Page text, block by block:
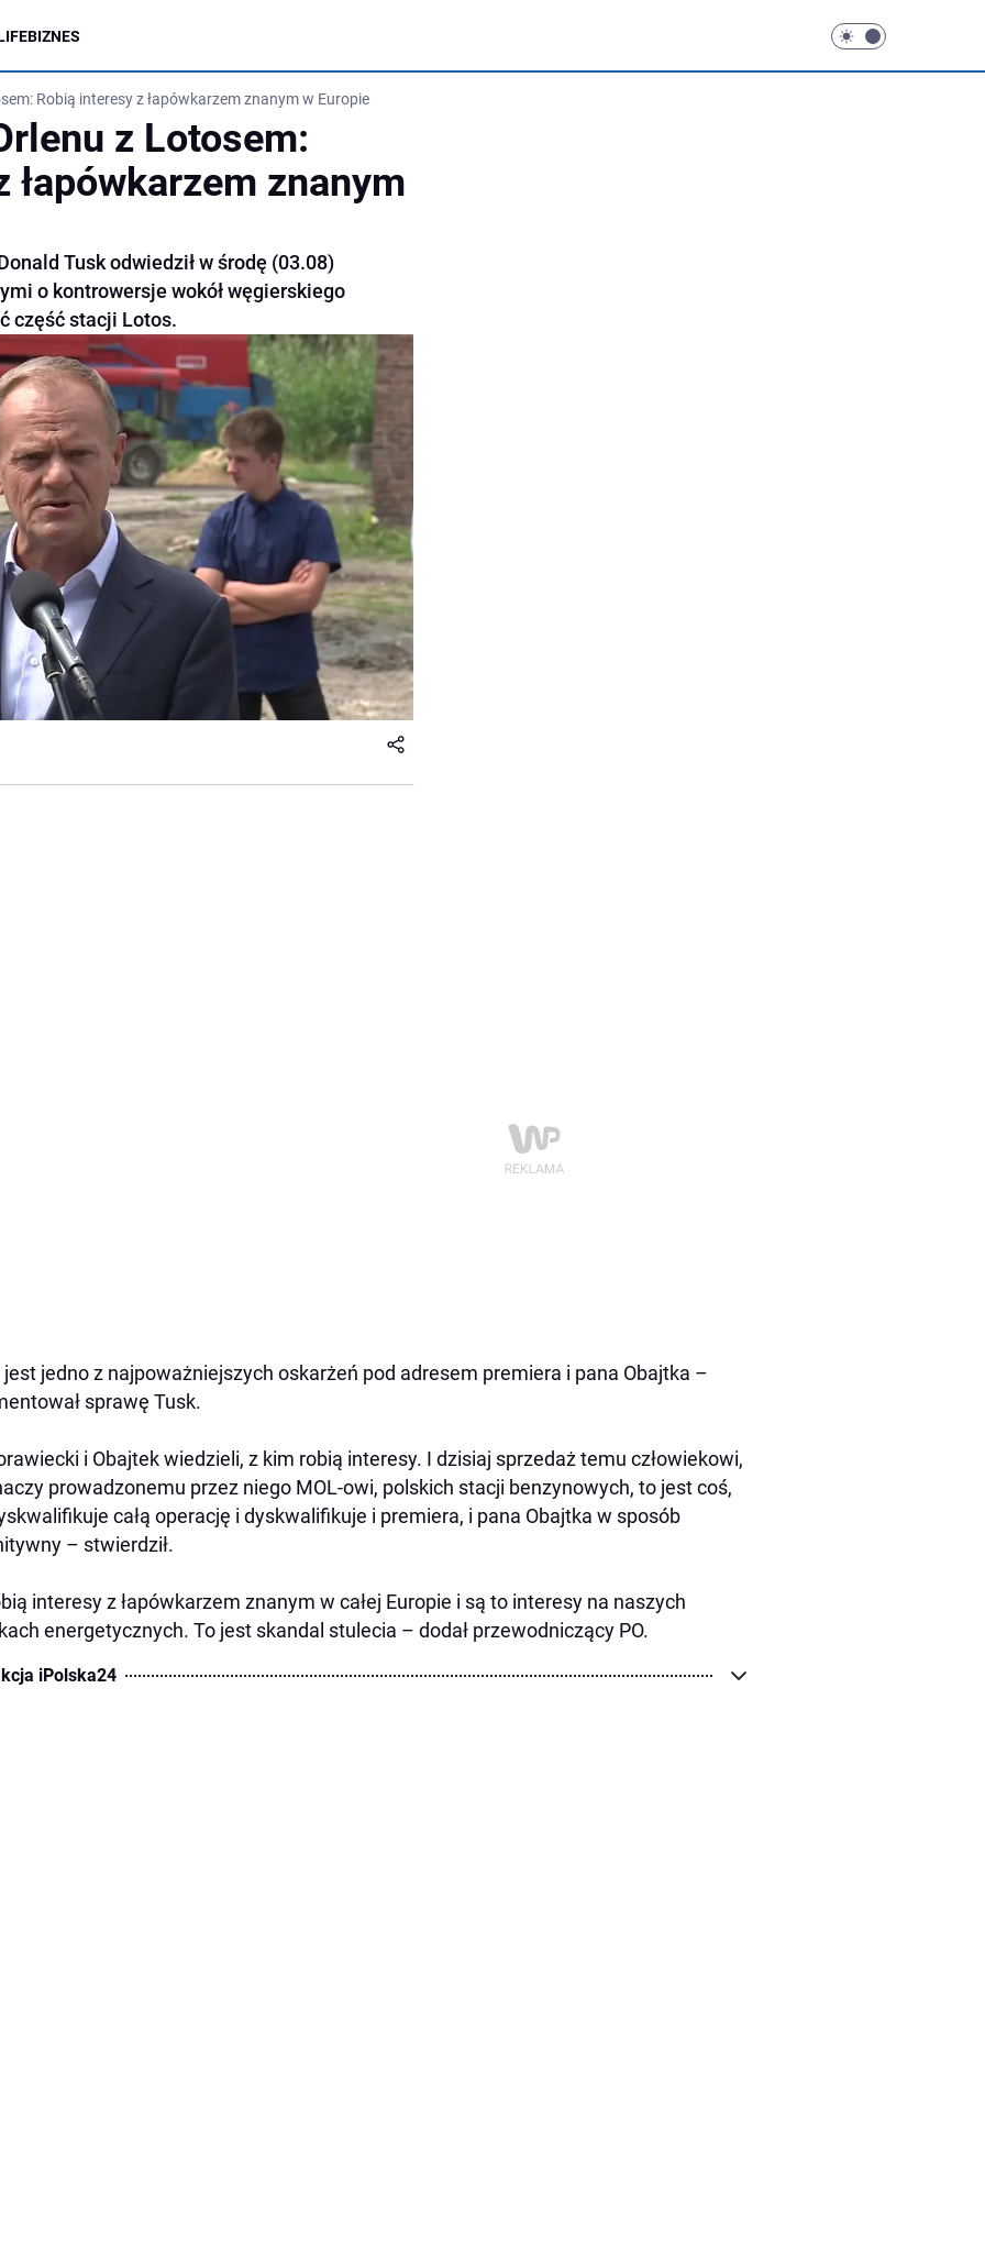
BIZNES
Robią interesy z łapówkarzem znanym w Europie
z Lotosem:
łapówkarzem znanym
Tusk odwiedził w środę (03.08)
o kontrowersje wokół węgierskiego
część stacji Lotos.
jest jedno z najpoważniejszych oskarżeń pod adresem premiera i pana Obajtka –
sprawę Tusk.
i Obajtek wiedzieli, z kim robią interesy. I dzisiaj sprzedaż temu człowiekowi,
prowadzonemu przez niego MOL-owi, polskich stacji benzynowych, to jest coś,
całą operację i dyskwalifikuje i premiera, i pana Obajtka w sposób
– stwierdził.
interesy z łapówkarzem znanym w całej Europie i są to interesy na naszych
energetycznych. To jest skandal stulecia – dodał przewodniczący PO.
iPolska24